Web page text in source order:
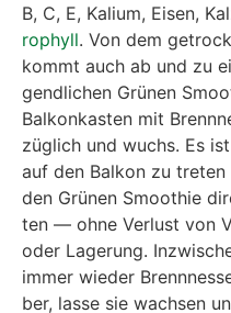
B, C, E, Kali­um, Eisen,
ro­phyll. Von dem
kommt auch ab und zu
gend­li­chen Grü­nen
Bal­kon­kas­ten mit
züg­lich und wuchs. Es
auf den Bal­kon zu
den Grü­nen Smoothie
ten — ohne Ver­lust von
oder Lage­rung.
immer wie­der
ber, las­se sie wach­sen